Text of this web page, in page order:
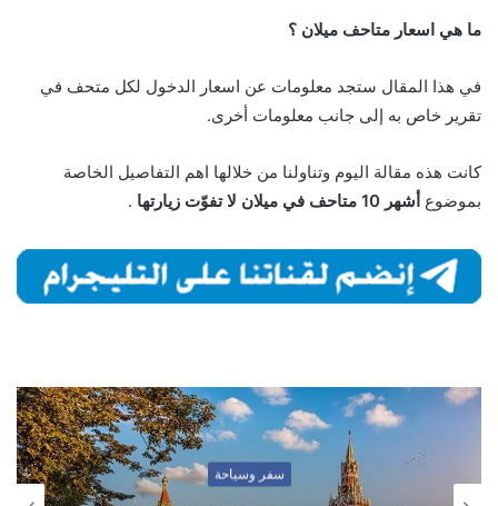
ما هي اسعار متاحف ميلان ؟
في هذا المقال ستجد معلومات عن اسعار الدخول لكل متحف في
تقرير خاص به إلى جانب معلومات أخرى.
كانت هذه مقالة اليوم وتناولنا من خلالها اهم التفاصيل الخاصة
بموضوع أشهر 10 متاحف في ميلان لا تفوّت زيارتها .
سفر وسياحة